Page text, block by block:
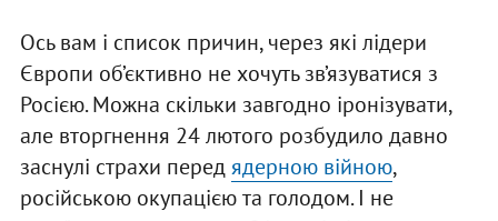
Ось вам і список причин, через які лідери
Європи об’єктивно не хочуть зв’язуватися з
Росією. Можна скільки завгодно іронізувати,
але вторгнення 24 лютого розбудило давно
заснулі страхи передядерною війною,
російською окупацією та голодом. І не